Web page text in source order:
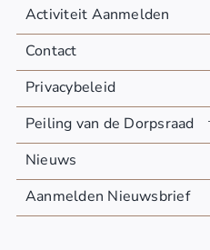
Activiteit Aanmelden
Contact
Privacybeleid
Peiling van de Dorpsraad
Nieuws
Aanmelden Nieuwsbrief